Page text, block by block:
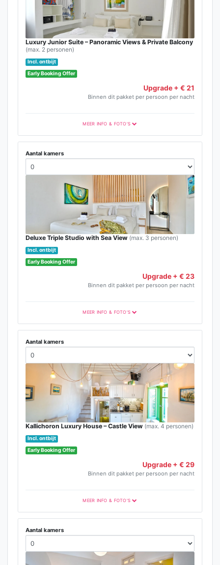
Luxury Junior Suite – Panoramic Views & Private Balcony
(max. 2 personen)
Incl. ontbijt
Early Booking Offer
Upgrade + € 21
Binnen dit pakket per persoon per nacht
MEER INFO & FOTO'S
Aantal kamers
Deluxe Triple Studio with Sea View (max. 3 personen)
Incl. ontbijt
Early Booking Offer
Upgrade + € 23
Binnen dit pakket per persoon per nacht
MEER INFO & FOTO'S
Aantal kamers
Kallichoron Luxury House – Castle View (max. 4 personen)
Incl. ontbijt
Early Booking Offer
Upgrade + € 29
Binnen dit pakket per persoon per nacht
MEER INFO & FOTO'S
Aantal kamers